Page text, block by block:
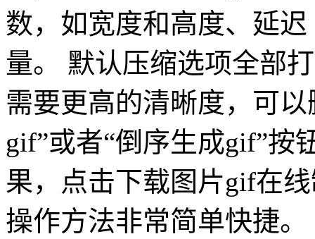
数，如宽度和高度、延
量。 默认压缩选项全部
需要更高的清晰度，可
gif”或者“倒序生成gif”按
果，点击下载图片gif在
操作方法非常简单快捷